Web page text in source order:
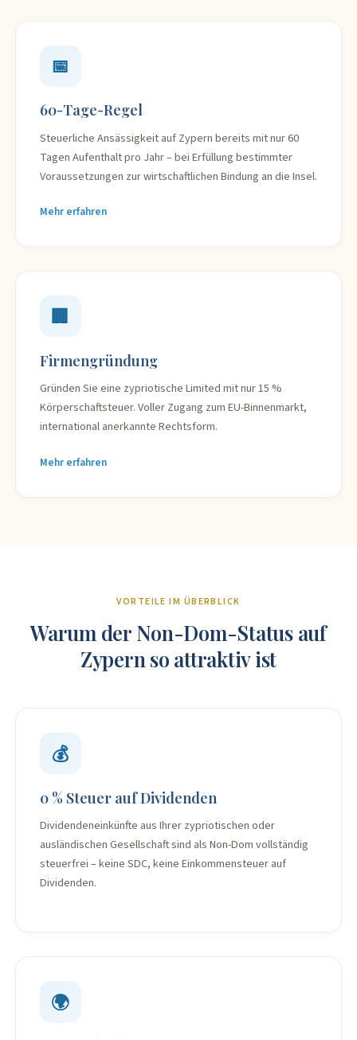
📅
60-Tage-Regel
Steuerliche Ansässigkeit auf Zypern bereits mit nur 60
Tagen Aufenthalt pro Jahr – bei Erfüllung bestimmter
Voraussetzungen zur wirtschaftlichen Bindung an die Insel.
Mehr erfahren
🏢
Firmengründung
Gründen Sie eine zypriotische Limited mit nur 15 %
Körperschaftsteuer. Voller Zugang zum EU-Binnenmarkt,
international anerkannte Rechtsform.
Mehr erfahren
VORTEILE IM ÜBERBLICK
Warum der Non-Dom-Status auf
Zypern so attraktiv ist
💰
0 % Steuer auf Dividenden
Dividendeneinkünfte aus Ihrer zypriotischen oder
ausländischen Gesellschaft sind als Non-Dom vollständig
steuerfrei – keine SDC, keine Einkommensteuer auf
Dividenden.
🌍